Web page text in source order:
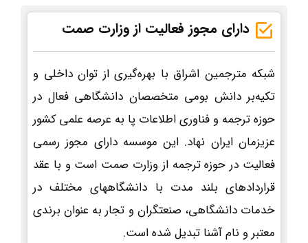
دارای مجوز فعالیت از وزارت صمت
شبکه مترجمین اشراق با بهره‌گیری از توان داخلی و
تکیه‌بر دانش بومی متخصصان دانشگاهی فعال در
حوزه ترجمه و فناوری اطلاعات پا به عرصه علمی کشور
عزیزمان ایران نهاد. این موسسه دارای مجوز رسمی
فعالیت در حوزه ترجمه از وزارت صمت است و با عقد
قراردادهای بلند مدت با دانشگاههای مختلف در
خدمات دانشگاهی، صنعتگران و تجار به عنوان برندی
معتبر و نام آشنا تبدیل شده است.